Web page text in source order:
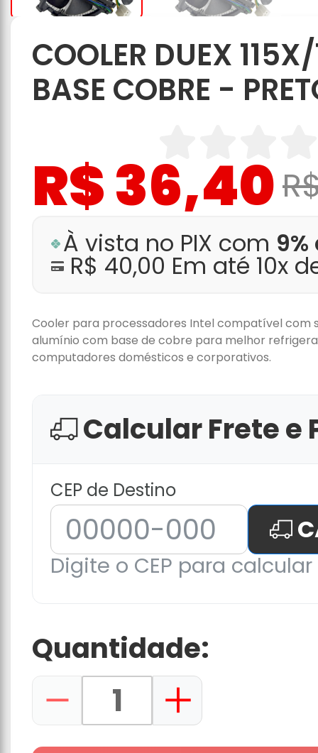
COOLER DUEX
BASE COBRE -
R$ 36,40
À vista no PIX com
R$ 40,00 Em até 10x
Cooler para processadores Intel compatível com
alumínio com base de cobre para melhor
computadores domésticos e corporativos.
Calcular Frete e
CEP de Destino
Digite o CEP para
Quantidade: